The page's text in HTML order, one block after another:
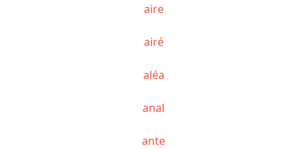
aire
airé
aléa
anal
ante